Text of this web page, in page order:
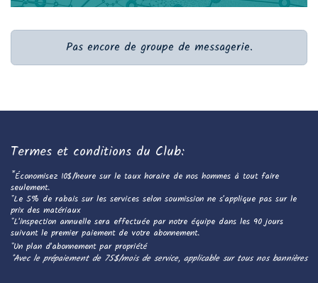
Pas encore de groupe de messagerie.
Termes et conditions du Club:
*Économisez 10$/heure sur le taux horaire de nos hommes à tout faire
seulement.
*Le 5% de rabais sur les services selon soumission ne s'applique pas sur le
prix des matériaux
*L'inspection annuelle sera effectuée par notre équipe dans les 90 jours
suivant le premier paiement de votre abonnement.
*Un plan d'abonnement par propriété
*Avec le prépaiement de 75$/mois de service, applicable sur tous nos bannières